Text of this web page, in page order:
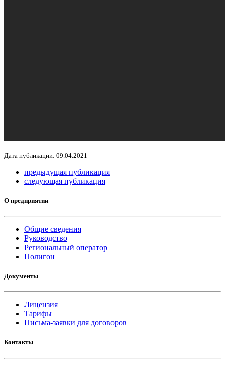
Дата публикации: 09.04.2021
предыдущая публикация
следующая публикация
О предприятии
Общие сведения
Руководство
Региональный оператор
Полигон
Документы
Лицензия
Тарифы
Письма-заявки для договоров
Контакты